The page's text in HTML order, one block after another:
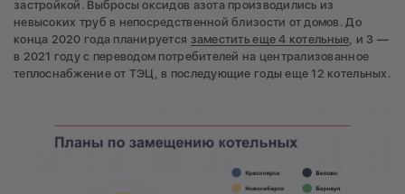
застройкой. Выбросы оксидов азота производились из
невысоких труб в непосредственной близости от домов. До
конца 2020 года планируется заместить еще 4 котельные, и 3 —
в 2021 году с переводом потребителей на централизованное
теплоснабжение от ТЭЦ, в последующие годы еще 12 котельных.